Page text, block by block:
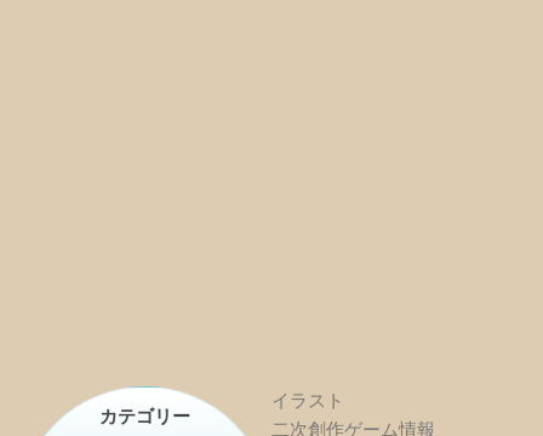
カテゴリー
イラスト
二次創作ゲーム情報